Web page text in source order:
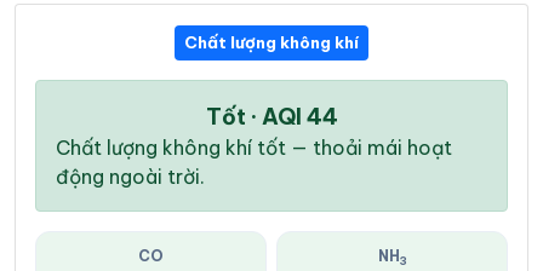
Chất lượng không khí
Tốt · AQI 44
Chất lượng không khí tốt — thoải mái hoạt
động ngoài trời.
CO NH 3